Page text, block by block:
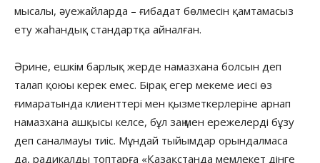
мысалы, әуежайларда – ғибадат бөлмесін қамтамасыз
ету жаһандық стандартқа айналған.
Әрине, ешкім барлық жерде намазхана болсын деп
талап қоюы керек емес. Бірақ егер мекеме иесі өз
ғимаратында клиенттері мен қызметкерлеріне арнап
намазхана ашқысы келсе, бұл заң мен ережелерді бұзу
деп саналмауы тиіс. Мұндай тыйымдар орындалмаса
да, радикалды топтарға «Қазақстанда мемлекет дінге